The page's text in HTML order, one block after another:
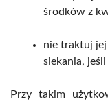
środków z
nie traktuj jej
siekania,
Przy takim